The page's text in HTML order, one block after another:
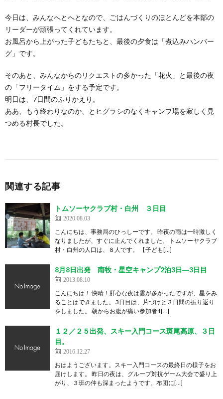
今日は、みんなへとへとなので、ごはんづくりのほとんどを本部の
リーダーが頑張ってくれています。
お風呂から上がった子どもたちと、最後の夕食は「煮込みハンバー
グ」です。
そのあと、みんなからのリクエストの多かった「花火」と最後の夜
の「フリータイム」をする予定です。
明日は、7日間のふりかえり。
ああ、もう終わりなのか、とヒグラシのなくキャンプ場を寂しく見
つめる村長でした。
関連する記事
トムソーヤクラブ村・白州 ３日目
2020.08.03
こんにちは、事務局のひっしーです。 昨夜の雨は一時激しく
なりましたが、すぐに止んでくれました。 トムソーヤクラブ
村・白州の人口は、８人です。 【子ども[…]
8月8日出発 南牧・星空キャンプ2泊3日―3日目
2013.08.10
こんにちは！ 快晴！肝心な夜は雲が多かったですが、星をみ
ることはできました。 3日目は、片づけと３日間の振り返り
をしました。 朝からお腹が痛い参加者1[…]
１２／２５出発、スキー入門コース斑尾高原、３日
目。
2016.12.27
おはようございます。スキー入門コースの最終日の様子をお
届けします。 昨日の夜は、グループ対抗ゲーム大会で盛り上
がり、３班の仲も深まったようです。布団に[…]